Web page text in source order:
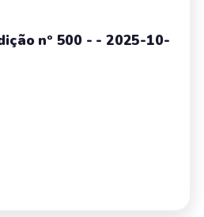
nº 500 - - 2025-10-